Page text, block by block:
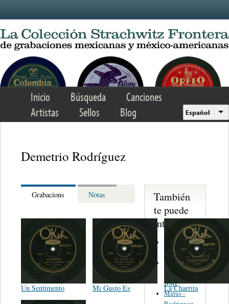
Inicio Búsqueda
Canciones
Artistas
Sellos Blog Español
Demetrio Rodríguez
Grabacions Notas
Un Sentimento Mi Gusto Es La Charrita
También
te puede
interesar...
Martinez,
Felipe
Performance
Music Co.
BMI
Matus -